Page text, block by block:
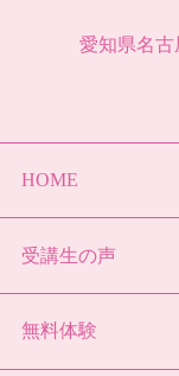
愛知県名
HOME
受講生の声
無料体験